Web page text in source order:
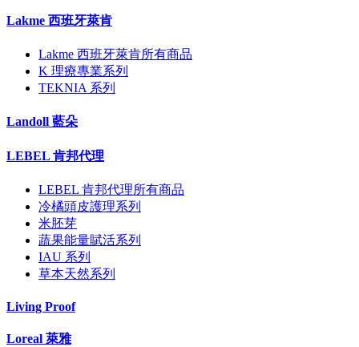
Lakme 西班牙萊肯
Lakme 西班牙萊肯所有商品
K 理療專業系列
TEKNIA 系列
Landoll 藍朵
LEBEL 肯邦代理
LEBEL 肯邦代理所有商品
冷橘頭皮護理系列
米胚芽
蔬果能量賦活系列
IAU 系列
草本天然系列
Living Proof
Loreal 萊雅